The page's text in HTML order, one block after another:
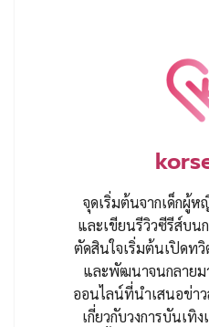
จุดเริ่มต้นจากเด็กผู้
และเขียนรีวิวซีรีส์บน
ตัดสินใจเริ่มต้นเปิดท
และพัฒนาจนกลายม
ออนไลน์ที่นำเสนอข่า
เกี่ยวกับวงการบันเทิ